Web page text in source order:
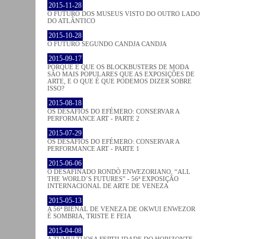
2015-11-28
O FUTURO DOS MUSEUS VISTO DO OUTRO LADO
DO ATLÂNTICO
2015-10-28
O FUTURO SEGUNDO CANDJA CANDJA
2015-09-17
PORQUE É QUE OS BLOCKBUSTERS DE MODA
SÃO MAIS POPULARES QUE AS EXPOSIÇÕES DE
ARTE, E O QUE É QUE PODEMOS DIZER SOBRE
ISSO?
2015-08-18
OS DESAFIOS DO EFÉMERO: CONSERVAR A
PERFORMANCE ART - PARTE 2
2015-07-29
OS DESAFIOS DO EFÉMERO: CONSERVAR A
PERFORMANCE ART - PARTE 1
2015-06-06
O DESAFINADO RONDÒ ENWEZORIANO. “ALL
THE WORLD´S FUTURES” - 56ª EXPOSIÇÃO
INTERNACIONAL DE ARTE DE VENEZA
2015-05-13
A 56ª BIENAL DE VENEZA DE OKWUI ENWEZOR
É SOMBRIA, TRISTE E FEIA
2015-04-08